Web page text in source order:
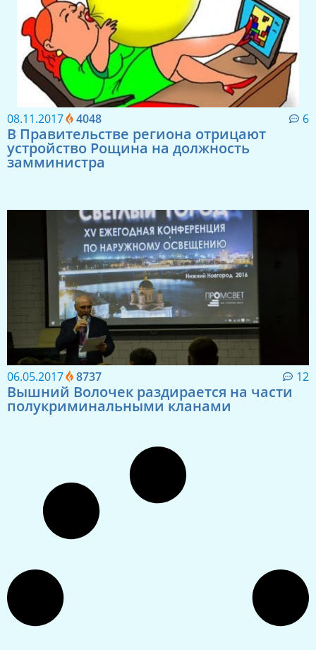
08.11.2017 4048 6
В Правительстве региона отрицают
устройство Рощина на должность
замминистра
06.05.2017 8737 12
Вышний Волочек раздирается на части
полукриминальными кланами